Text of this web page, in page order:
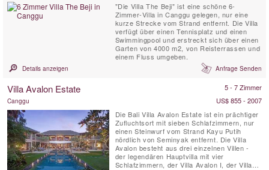
"Die Villa The Beji" ist eine schöne 6-
Zimmer-Villa in Canggu gelegen, nur eine
kurze Strecke vom Strand entfernt. Die Villa
verfügt über einen Tennisplatz und einen
Swimmingpool und erstreckt sich über einen
Garten von 4000 m2, von Reisterrassen und
einem Fluss umgeben.
Details anzeigen Anfrage Senden
Villa Avalon Estate 5 - 7 Zimmer
Canggu
US$ 855 - 2007
Die Bali Villa Avalon Estate ist ein prächtiger
Zufluchtsort mit sieben Schlafzimmern, nur
einen Steinwurf vom Strand Kayu Putih
nördlich von Seminyak entfernt. Die Villa
Avalon besteht aus drei einzelnen Villen -
der legendären Hauptvilla mit vier
Schlafzimmern, der Villa Avalon I, der Villa